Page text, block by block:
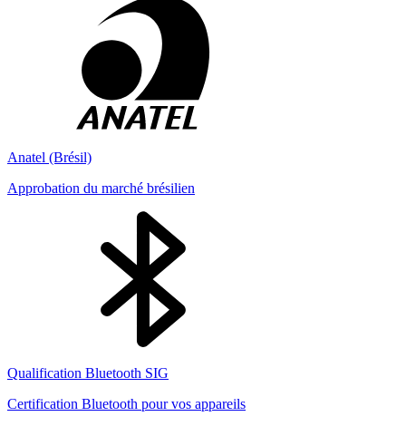
Anatel (Brésil)
Approbation du marché brésilien
Qualification Bluetooth SIG
Certification Bluetooth pour vos appareils